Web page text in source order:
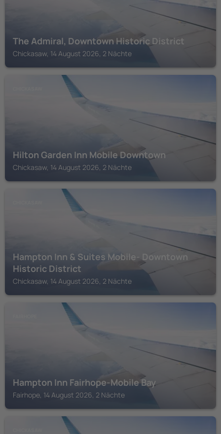
The Admiral, Downtown Historic District
Chickasaw, 14 August 2026, 2 Nächte
Hilton Garden Inn Mobile Downtown
Chickasaw, 14 August 2026, 2 Nächte
Hampton Inn & Suites Mobile- Downtown
Historic District
Chickasaw, 14 August 2026, 2 Nächte
Hampton Inn Fairhope-Mobile Bay
Fairhope, 14 August 2026, 2 Nächte